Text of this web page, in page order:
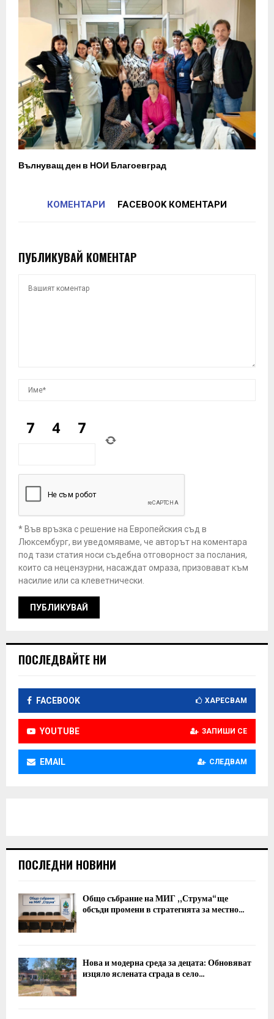
Вълнуващ ден в НОИ Благоевград
КОМЕНТАРИ FACEBOOK КОМЕНТАРИ
ПУБЛИКУВАЙ КОМЕНТАР
* Във връзка с решение на Европейския съд в
Люксембург, ви уведомяваме, че авторът на коментара
под тази статия носи съдебна отговорност за послания,
които са нецензурни, насаждат омраза, призовават към
насилие или са клеветнически.
ПОСЛЕДВАЙТЕ НИ
FACEBOOK ХАРЕСВАМ
YOUTUBE ЗАПИШИ СЕ
EMAIL СЛЕДВАМ
ПОСЛЕДНИ НОВИНИ
Общо събрание на МИГ „Струма“ ще
обсъди промени в стратегията за местно...
Нова и модерна среда за децата: Обновяват
изцяло яслената сграда в село...